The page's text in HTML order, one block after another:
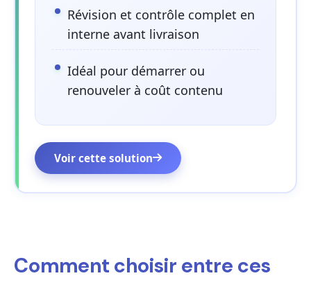
Révision et contrôle complet en
interne avant livraison
Idéal pour démarrer ou
renouveler à coût contenu
Voir cette solution
Comment choisir entre ces